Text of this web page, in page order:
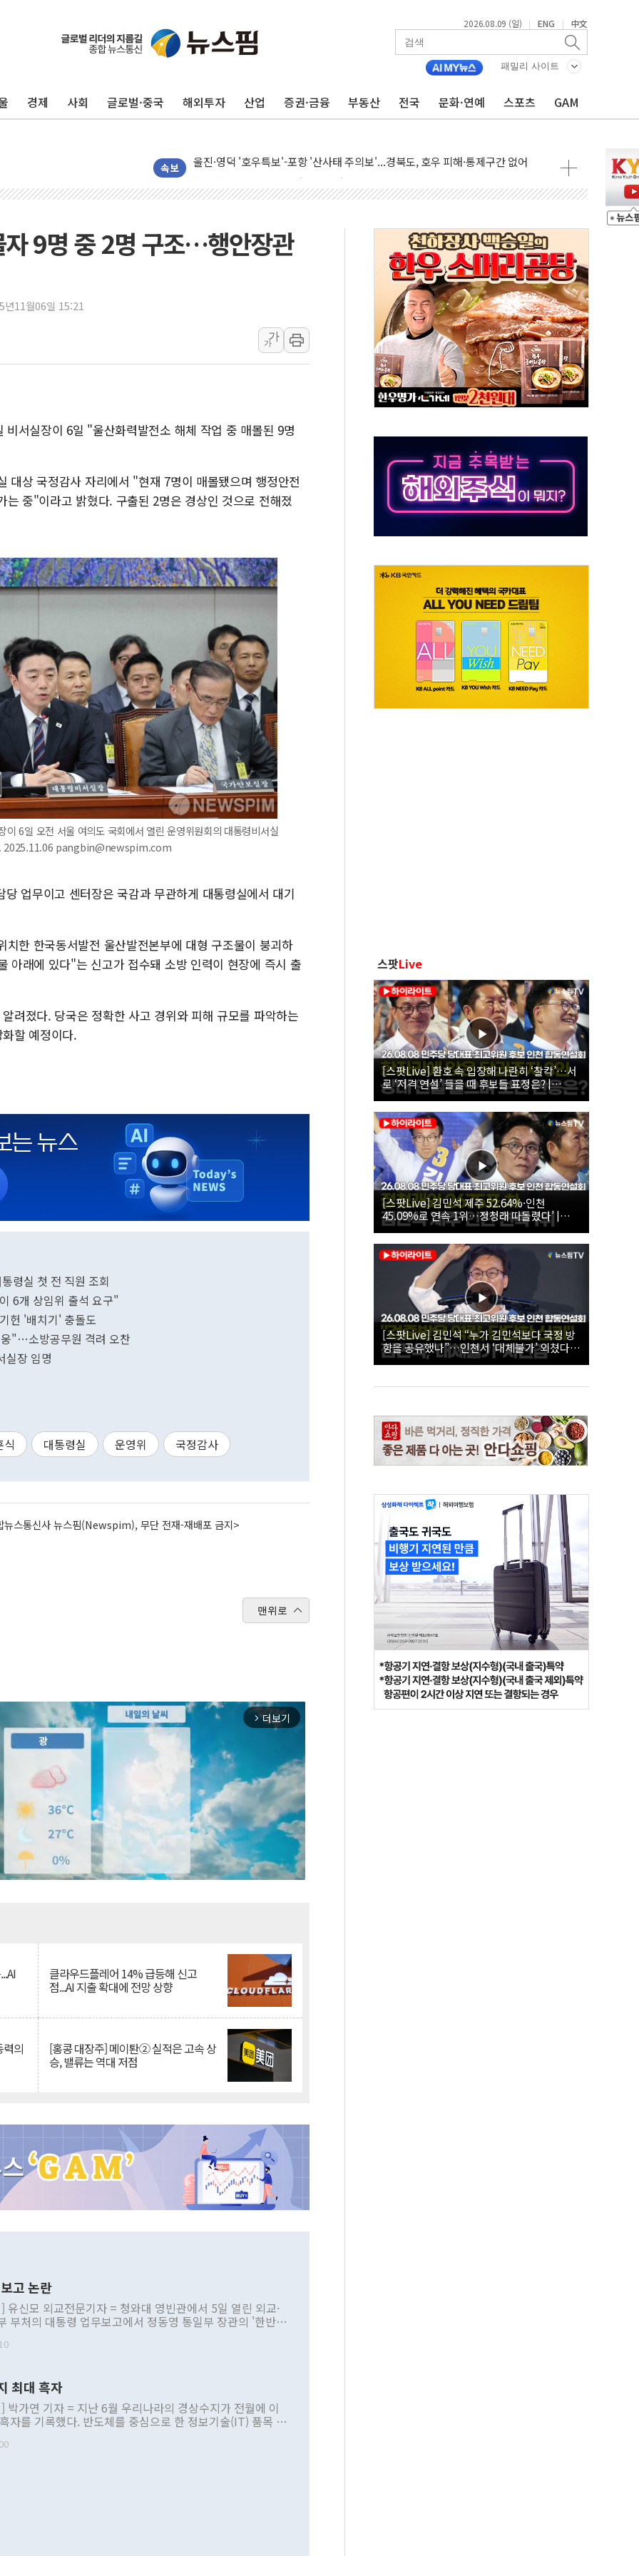
2026.08.09 (일) | ENG | 中文
패밀리 사이트
경제 사회 글로벌·중국 해외투자 산업 증권·금융 부동산 전국 문화·연예 스포츠 GAM
속보
포항시 재난예산 40억 긴급 투입…고수온 양식장 복구·지원 '총력'
[종합] 김민석, 정청래에 '0.86%p' 차 재역전 성공...金 45.42% vs 鄭 44.56%
인천 합동연설회 나선 송영길·정청래·김민석 당대표 후보
인사하는 김민석 당대표 후보
[속보] 민주, 제주·인천 경선 결과 발표...김민석 47.75% 정청래 42.08%
[속보] 민주, 인천 경선 결과 발표...김민석 45.09% 정청래 43.27% 송영길 11.63%
[속보] 민주, 제주 경선 결과 발표...김민석 52.64% 정청래 39.89% 송영길 7.47%
美, 이란전 출구전략 만지작…공습 한계·탄약 부족 현실화
강릉·동해·삼척 시간당 최대 50㎜ 폭우…강원 동해안 강한 비 이어져
폐기물 수거하다 참변…60대 환경미화원 수거차에 치여 사망
서울 중랑구 주택가서 흉기 난동…60대 남성 2명 숨져
李대통령 "결혼 때문에 손해 보는 일 없게"…'결혼 페널티' 22개 과제 손본다
추미애, '위안부' 피해자 기림의 날 참석..."국제적 시민 연대로 목소리 내야"
인천 선재도 갯벌서 해루질 중 실종 60대 나흘만에 숨진 채 발견
인천서 말다툼 중 어머니 흉기 살해 10대 아들 체포
9명 중 2명 구조…행안장관
년11월06일 15:21
가
가
서실장이 6일 "울산화력발전소 해체 작업 중 매몰된 9명
대상 국정감사 자리에서 "현재 7명이 매몰됐으며 행정안전
중"이라고 밝혔다. 구출된 2명은 경상인 것으로 전해졌
6일 오전 서울 여의도 국회에서 열린 운영위원회의 대통령비서실
. 2025.11.06 pangbin@newspim.com
업무이고 센터장은 국감과 무관하게 대통령실에서 대기
한 한국동서발전 울산발전본부에 대형 구조물이 붕괴하
아래에 있다"는 신고가 접수돼 소방 인력이 현장에 즉시 출
려졌다. 당국은 정확한 사고 경위와 피해 규모를 파악하는
할 예정이다.
령실 첫 전 직원 조회
6개 상임위 출석 요구"
헌 '배치기' 충돌도
"…소방공무원 격려 오찬
실장 임명
식 대통령실 운영위 국정감사
뉴스통신사 뉴스핌(Newspim), 무단 전재-재배포 금지>
맨위로
arrow_forward_ios 더보기
클라우드플레어 14% 급등해 신고
점...AI 지출 확대에 전망 상향
의 [홍콩 대장주] 메이퇀② 실적은 고속 상
승, 밸류는 역대 저점
고 논란
유신모 외교전문기자 = 청와대 영빈관에서 5일 열린 외교·
부처의 대통령 업무보고에서 정동영 통일부 장관의 '한반도
부 내 조율을 거치지 않은 사안을 정책으로 추진하겠다고 공
근거한 비현실적 구상'이라는 비판을 내놨다. 그동안 정 장
관련 발언이 물의를 빚은 적은 여러 번 있지만 대통령과 유
공개적으로 부정적 입장을 표명한 것은 이례적이다. 정 장
북 접근법과 월권을 제어해야 한다는 목소리도 높아지고 있
최대 흑자
박가연 기자 = 지난 6월 우리나라의 경상수지가 전월에 이
자를 기록했다. 반도체를 중심으로 한 정보기술(IT) 품목 수
르
스팟Live
[스팟Live] 환호 속 입장해 나란히 ‘찰칵’…서
로 ‘저격 연설’ 들을 때 후보들 표정은? |
26.08.08 더불어민주당 당대표·최고위원 후
보 인천 합동연설회
[스팟Live] 김민석 제주 52.64%·인천
45.09%로 연속 1위…정청래 따돌렸다’ |
26.08.08 더불어민주당 당대표·최고위원 후
보 인천 합동연설회
[스팟Live] 김민석 “누가 김민석보다 국정 방
향을 공유했나”…인천서 ‘대체불가’ 외쳤다 |
26.08.08 더불어민주당 당대표·최고위원 후